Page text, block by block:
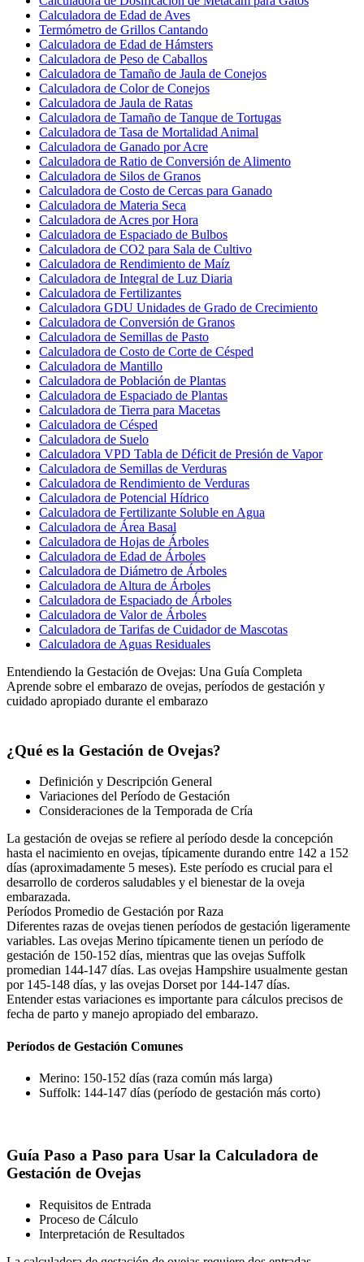
Calculadora de Edad de Aves
Termómetro de Grillos Cantando
Calculadora de Edad de Hámsters
Calculadora de Peso de Caballos
Calculadora de Tamaño de Jaula de Conejos
Calculadora de Color de Conejos
Calculadora de Jaula de Ratas
Calculadora de Tamaño de Tanque de Tortugas
Calculadora de Tasa de Mortalidad Animal
Calculadora de Ganado por Acre
Calculadora de Ratio de Conversión de Alimento
Calculadora de Silos de Granos
Calculadora de Costo de Cercas para Ganado
Calculadora de Materia Seca
Calculadora de Acres por Hora
Calculadora de Espaciado de Bulbos
Calculadora de CO2 para Sala de Cultivo
Calculadora de Rendimiento de Maíz
Calculadora de Integral de Luz Diaria
Calculadora de Fertilizantes
Calculadora GDU Unidades de Grado de Crecimiento
Calculadora de Conversión de Granos
Calculadora de Semillas de Pasto
Calculadora de Costo de Corte de Césped
Calculadora de Mantillo
Calculadora de Población de Plantas
Calculadora de Espaciado de Plantas
Calculadora de Tierra para Macetas
Calculadora de Césped
Calculadora de Suelo
Calculadora VPD Tabla de Déficit de Presión de Vapor
Calculadora de Semillas de Verduras
Calculadora de Rendimiento de Verduras
Calculadora de Potencial Hídrico
Calculadora de Fertilizante Soluble en Agua
Calculadora de Área Basal
Calculadora de Hojas de Árboles
Calculadora de Edad de Árboles
Calculadora de Diámetro de Árboles
Calculadora de Altura de Árboles
Calculadora de Espaciado de Árboles
Calculadora de Valor de Árboles
Calculadora de Tarifas de Cuidador de Mascotas
Calculadora de Aguas Residuales
Entendiendo la Gestación de Ovejas: Una Guía Completa
Aprende sobre el embarazo de ovejas, períodos de gestación y
cuidado apropiado durante el embarazo
¿Qué es la Gestación de Ovejas?
Definición y Descripción General
Variaciones del Período de Gestación
Consideraciones de la Temporada de Cría
La gestación de ovejas se refiere al período desde la concepción
hasta el nacimiento en ovejas, típicamente durando entre 142 a 152
días (aproximadamente 5 meses). Este período es crucial para el
desarrollo de corderos saludables y el bienestar de la oveja
embarazada.
Períodos Promedio de Gestación por Raza
Diferentes razas de ovejas tienen períodos de gestación ligeramente
variables. Las ovejas Merino típicamente tienen un período de
gestación de 150-152 días, mientras que las ovejas Suffolk
promedian 144-147 días. Las ovejas Hampshire usualmente gestan
por 145-148 días, y las ovejas Dorset por 144-147 días.
Entender estas variaciones es importante para cálculos precisos de
fecha de parto y manejo apropiado del embarazo.
Períodos de Gestación Comunes
Merino: 150-152 días (raza común más larga)
Suffolk: 144-147 días (período de gestación más corto)
Guía Paso a Paso para Usar la Calculadora de
Gestación de Ovejas
Requisitos de Entrada
Proceso de Cálculo
Interpretación de Resultados